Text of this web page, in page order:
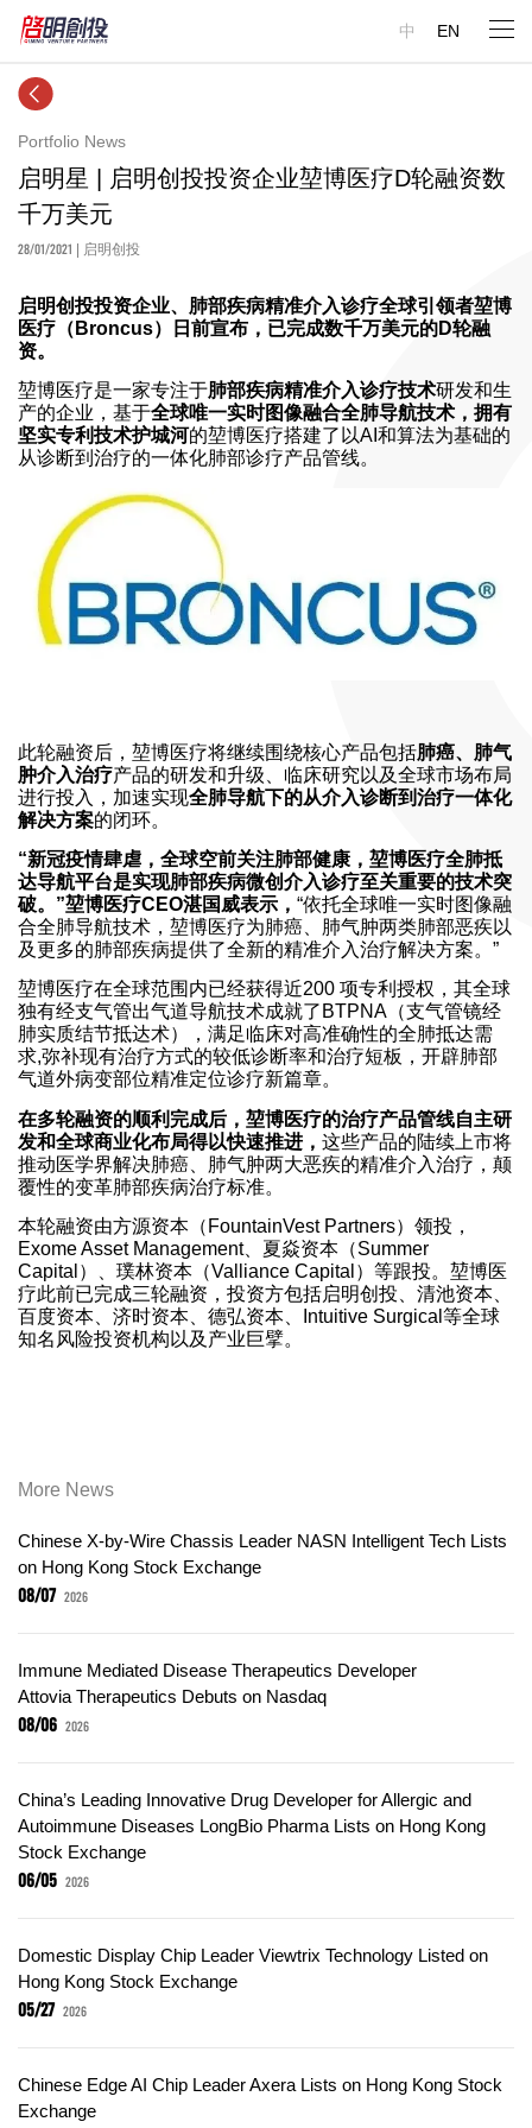
中 EN
Portfolio News
启明星 | ​启明创投投资企业堃博医疗D轮融资数
千万美元
28/01/2021 | 启明创投
启明创投投资企业、肺部疾病精准介入诊疗全球引领者堃博
医疗（Broncus）日前宣布，已完成数千万美元的D轮融
资。
堃博医疗是一家专注于肺部疾病精准介入诊疗技术研发和生
产的企业，基于全球唯一实时图像融合全肺导航技术，拥有
坚实专利技术护城河的堃博医疗搭建了以AI和算法为基础的
从诊断到治疗的一体化肺部诊疗产品管线。
此轮融资后，堃博医疗将继续围绕核心产品包括肺癌、肺气
肿介入治疗产品的研发和升级、临床研究以及全球市场布局
进行投入，加速实现全肺导航下的从介入诊断到治疗一体化
解决方案的闭环。
“新冠疫情肆虐，全球空前关注肺部健康，堃博医疗全肺抵
达导航平台是实现肺部疾病微创介入诊疗至关重要的技术突
破。”堃博医疗CEO湛国威表示， “依托全球唯一实时图像融
合全肺导航技术，堃博医疗为肺癌、肺气肿两类肺部恶疾以
及更多的肺部疾病提供了全新的精准介入治疗解决方案。”
堃博医疗在全球范围内已经获得近200 项专利授权，其全球
独有经支气管出气道导航技术成就了BTPNA（支气管镜经
肺实质结节抵达术），满足临床对高准确性的全肺抵达需
求,弥补现有治疗方式的较低诊断率和治疗短板，开辟肺部
气道外病变部位精准定位诊疗新篇章。
在多轮融资的顺利完成后，堃博医疗的治疗产品管线自主研
发和全球商业化布局得以快速推进， 这些产品的陆续上市将
推动医学界解决肺癌、肺气肿两大恶疾的精准介入治疗，颠
覆性的变革肺部疾病治疗标准。
本轮融资由方源资本（FountainVest Partners）领投，
Exome Asset Management、夏焱资本（Summer
Capital）、璞林资本（Valliance Capital）等跟投。堃博医
疗此前已完成三轮融资，投资方包括启明创投、清池资本、
百度资本、济时资本、德弘资本、Intuitive Surgical等全球
知名风险投资机构以及产业巨擘。
More News
Chinese X-by-Wire Chassis Leader NASN Intelligent Tech Lists
on Hong Kong Stock Exchange
08/07 2026
Immune Mediated Disease Therapeutics Developer
Attovia Therapeutics Debuts on Nasdaq
08/06 2026
China’s Leading Innovative Drug Developer for Allergic and
Autoimmune Diseases LongBio Pharma Lists on Hong Kong
Stock Exchange
06/05 2026
Domestic Display Chip Leader Viewtrix Technology Listed on
Hong Kong Stock Exchange
05/27 2026
Chinese Edge AI Chip Leader Axera Lists on Hong Kong Stock
Exchange